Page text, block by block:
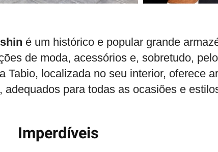
é um histórico e popular grande
de moda, acessórios e, sobretudo,
Tabio, localizada no seu interior, oferece
adequados para todas as ocasiões e
Imperdíveis